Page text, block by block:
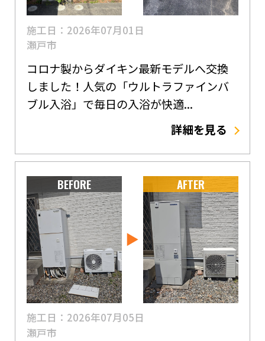
施工日：2026年07月01日
瀬戸市
コロナ製からダイキン最新モデルへ交換
しました！人気の「ウルトラファインバ
ブル入浴」で毎日の入浴が快適...
詳細を見る
BEFORE AFTER
施工日：2026年07月05日
瀬戸市